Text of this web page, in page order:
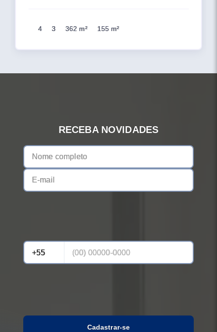
4 3 362 m² 155 m²
RECEBA NOVIDADES
Cadastrar-se